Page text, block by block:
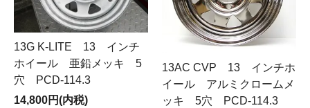
13G K-LITE 13 インチ
ホイール 亜鉛メッキ 5
穴 PCD-114.3
14,800円(内税)
13AC CVP 13 インチホ
イール アルミクロームメ
ッキ 5穴 PCD-114.3